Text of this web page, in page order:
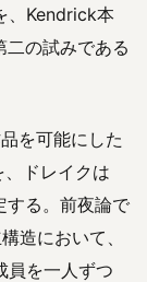
、Kendrick本
二の試みである
を可能にした
ドレイクは
する。前夜論で
造において、
員を一人ずつ